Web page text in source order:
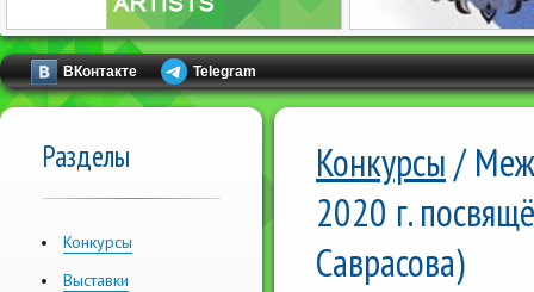
ВКонтакте Telegram
Разделы
Конкурсы
Выставки
Конкурсы/
2020 г.
Саврасова)